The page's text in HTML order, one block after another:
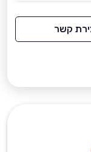
קשר